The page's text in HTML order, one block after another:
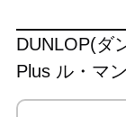
DUNLOP(ダ
Plus ル・マ